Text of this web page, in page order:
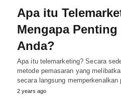
Apa itu
Mengapa
Anda?
Apa itu telemarketing? Secara
metode pemasaran yang
secara langsung memperkenalkan
2 years ago